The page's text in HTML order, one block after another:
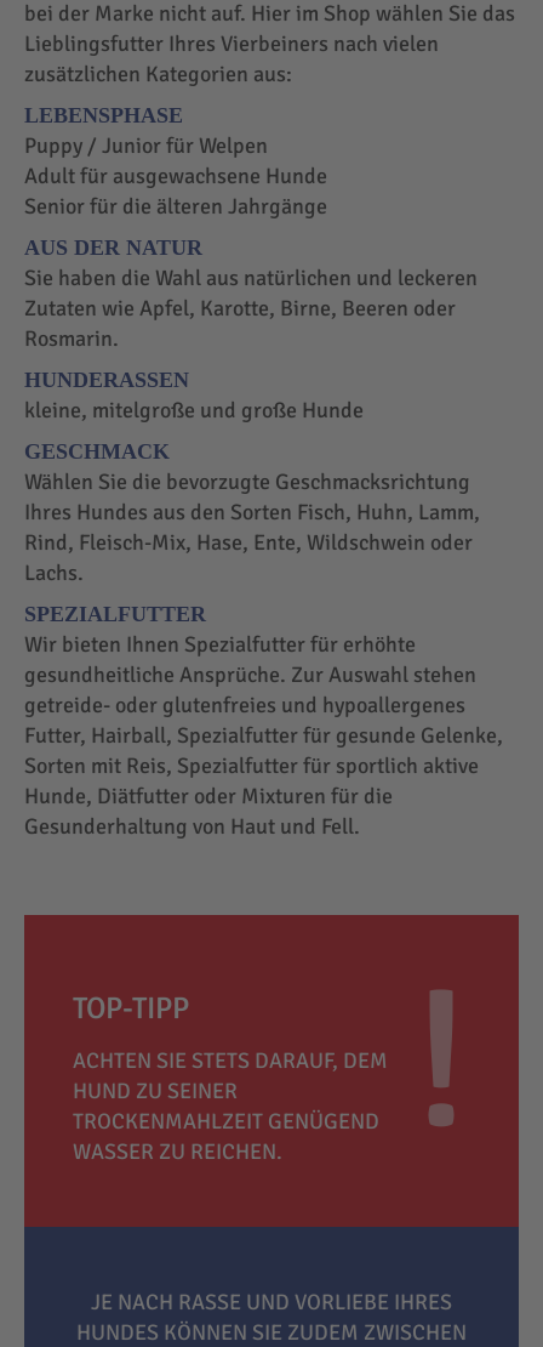
bei der Marke nicht auf. Hier im Shop wählen Sie das
Lieblingsfutter Ihres Vierbeiners nach vielen
zusätzlichen Kategorien aus:
LEBENSPHASE
Puppy / Junior für Welpen
Adult für ausgewachsene Hunde
Senior für die älteren Jahrgänge
AUS DER NATUR
Sie haben die Wahl aus natürlichen und leckeren
Zutaten wie Apfel, Karotte, Birne, Beeren oder
Rosmarin.
HUNDERASSEN
kleine, mitelgroße und große Hunde
GESCHMACK
Wählen Sie die bevorzugte Geschmacksrichtung
Ihres Hundes aus den Sorten Fisch, Huhn, Lamm,
Rind, Fleisch-Mix, Hase, Ente, Wildschwein oder
Lachs.
SPEZIALFUTTER
Wir bieten Ihnen Spezialfutter für erhöhte
gesundheitliche Ansprüche. Zur Auswahl stehen
getreide- oder glutenfreies und hypoallergenes
Futter, Hairball, Spezialfutter für gesunde Gelenke,
Sorten mit Reis, Spezialfutter für sportlich aktive
Hunde, Diätfutter oder Mixturen für die
Gesunderhaltung von Haut und Fell.
TOP-TIPP
ACHTEN SIE STETS DARAUF, DEM
HUND ZU SEINER
TROCKENMAHLZEIT GENÜGEND
WASSER ZU REICHEN.
JE NACH RASSE UND VORLIEBE IHRES
HUNDES KÖNNEN SIE ZUDEM ZWISCHEN